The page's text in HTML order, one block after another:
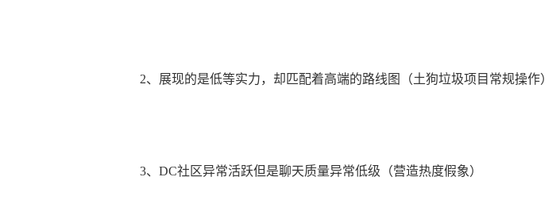
2、展现的是低等实力，却匹配着高端的路线图（土狗垃圾项目常规操作）
3、DC社区异常活跃但是聊天质量异常低级（营造热度假象）